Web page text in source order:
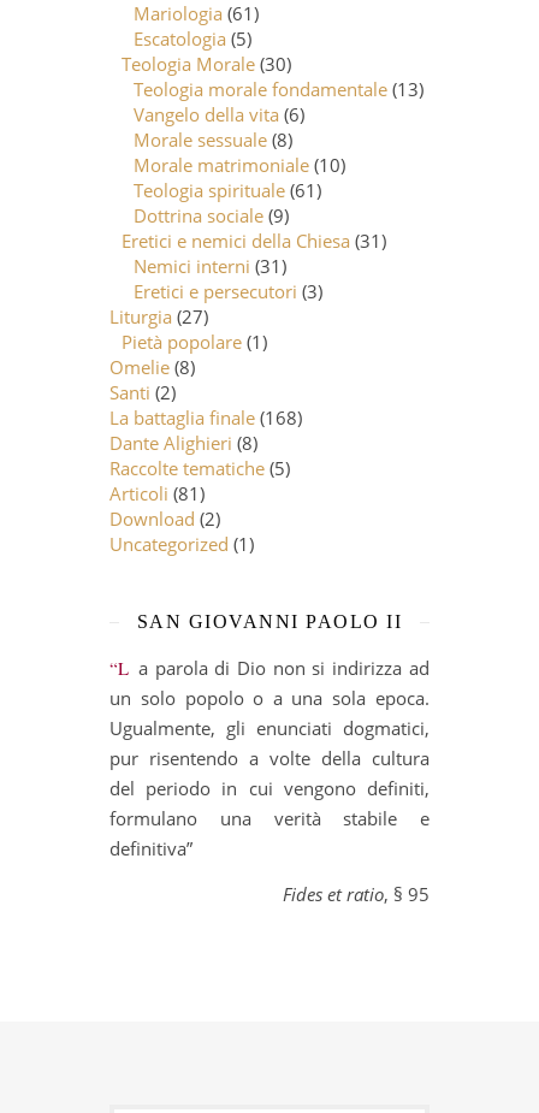
Mariologia (61)
Escatologia (5)
Teologia Morale (30)
Teologia morale fondamentale (13)
Vangelo della vita (6)
Morale sessuale (8)
Morale matrimoniale (10)
Teologia spirituale (61)
Dottrina sociale (9)
Eretici e nemici della Chiesa (31)
Nemici interni (31)
Eretici e persecutori (3)
Liturgia (27)
Pietà popolare (1)
Omelie (8)
Santi (2)
La battaglia finale (168)
Dante Alighieri (8)
Raccolte tematiche (5)
Articoli (81)
Download (2)
Uncategorized (1)
SAN GIOVANNI PAOLO II
“La parola di Dio non si indirizza ad
un solo popolo o a una sola epoca.
Ugualmente, gli enunciati dogmatici,
pur risentendo a volte della cultura
del periodo in cui vengono definiti,
formulano una verità stabile e
definitiva”
Fides et ratio, § 95